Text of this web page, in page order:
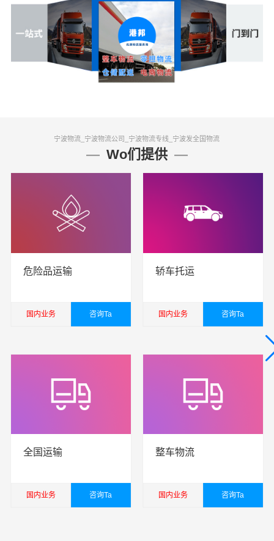
宁波物流_宁波物流公司_宁波物流专线_宁波发全国物流
Wo们提供
危险品运输
国内业务 咨询Ta
轿车托运
国内业务 咨询Ta
全国运输
国内业务 咨询Ta
整车物流
国内业务 咨询Ta